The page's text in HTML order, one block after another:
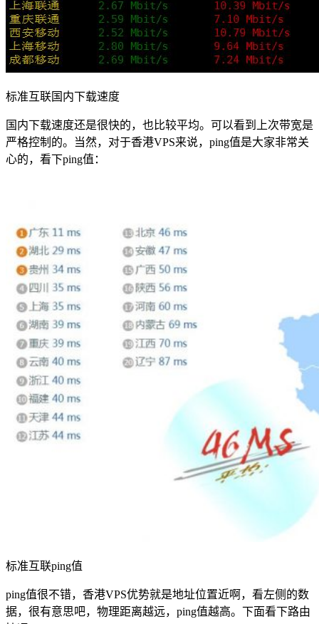
标准互联国内下载速度
国内下载速度还是很快的，也比较平均。可以看到上次带宽是
严格控制的。当然，对于香港VPS来说，ping值是大家非常关
心的，看下ping值：
标准互联ping值
ping值很不错，香港VPS优势就是地址位置近啊，看左侧的数
据，很有意思吧，物理距离越远，ping值越高。下面看下路由